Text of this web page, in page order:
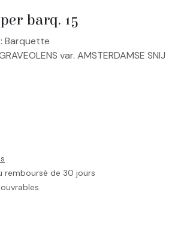
barq. 15
Barquette
var. AMSTERDAMSE SNIJ
remboursé de 30 jours